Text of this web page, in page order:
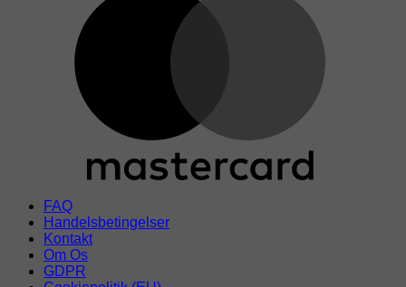
FAQ
Handelsbetingelser
Kontakt
Om Os
GDPR